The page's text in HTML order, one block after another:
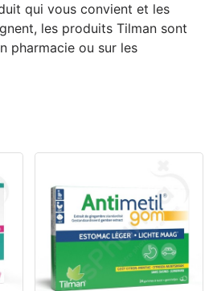
qui vous convient et les
les produits Tilman sont
pharmacie ou sur les